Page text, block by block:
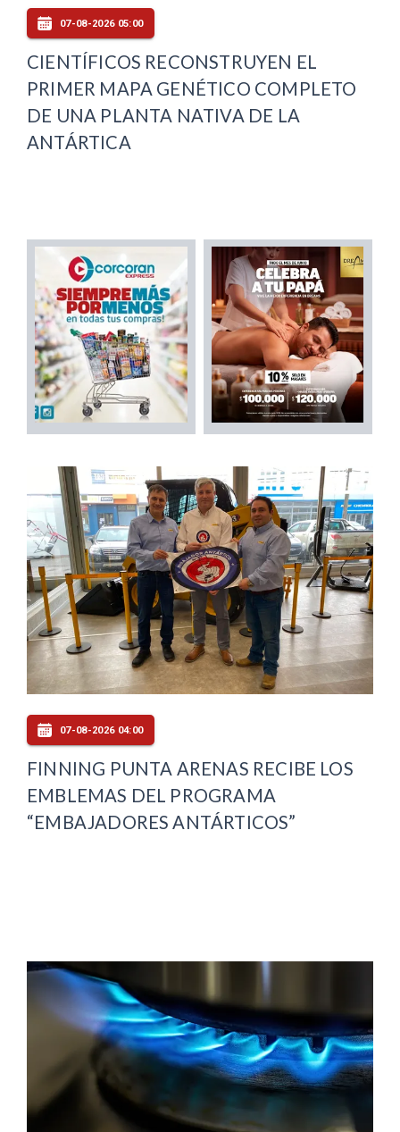
07-08-2026 05:00
CIENTÍFICOS RECONSTRUYEN EL
PRIMER MAPA GENÉTICO COMPLETO
DE UNA PLANTA NATIVA DE LA
ANTÁRTICA
07-08-2026 04:00
FINNING PUNTA ARENAS RECIBE LOS
EMBLEMAS DEL PROGRAMA
“EMBAJADORES ANTÁRTICOS”